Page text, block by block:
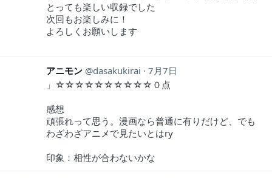
とっても楽しい収録でした
次回もお楽しみに！
よろしくお願いします
アニモン dasakukirai
7月7日
」☆☆☆☆☆☆☆☆☆☆０点
感想
頑張れって思う。漫画なら普通に有りだけど、でも
わざわざアニメで見たいとはry
印象：相性が合わないかな